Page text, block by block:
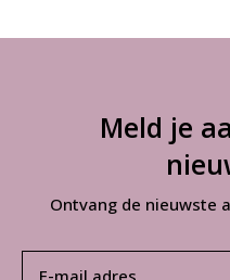
Meld je
Ontvang de nieuwste